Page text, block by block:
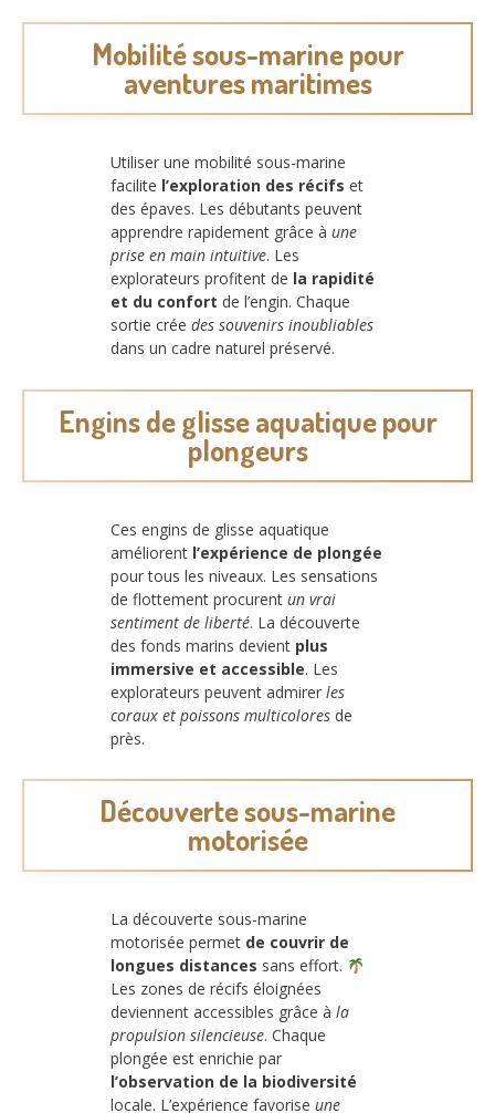
Mobilité sous-marine pour
aventures maritimes
Utiliser une mobilité sous-marine
facilite l’exploration des récifs et
des épaves. Les débutants peuvent
apprendre rapidement grâce à une
prise en main intuitive. Les
explorateurs profitent de la rapidité
et du confort de l’engin. Chaque
sortie crée des souvenirs inoubliables
dans un cadre naturel préservé.
Engins de glisse aquatique pour
plongeurs
Ces engins de glisse aquatique
améliorent l’expérience de plongée
pour tous les niveaux. Les sensations
de flottement procurent un vrai
sentiment de liberté. La découverte
des fonds marins devient plus
immersive et accessible. Les
explorateurs peuvent admirer les
coraux et poissons multicolores de
près.
Découverte sous-marine
motorisée
La découverte sous-marine
motorisée permet de couvrir de
longues distances sans effort.
Les zones de récifs éloignées
deviennent accessibles grâce à la
propulsion silencieuse. Chaque
plongée est enrichie par
l’observation de la biodiversité
locale. L’expérience favorise une